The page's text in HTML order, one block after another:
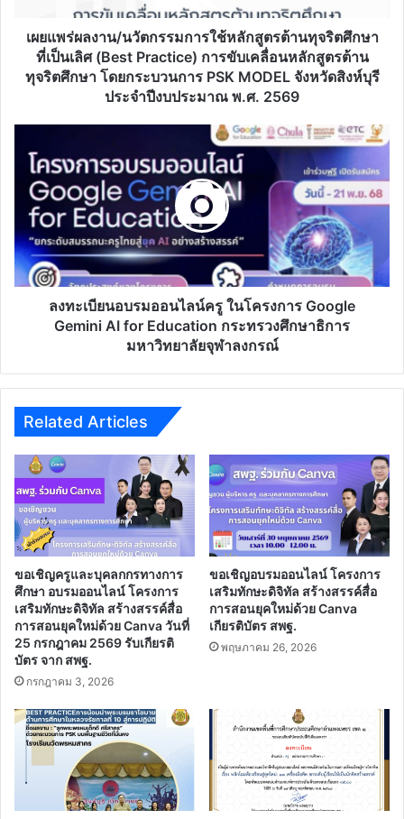
ทุจริต
ศึกษา
(Best
เคลื่อน
หลักสูตร
ต้าน
ทุจริต
ศึกษา
กระบวนการ
จังหวัด
ประ
จํา
พ.ศ.
2569
เผยแพร่ผลงาน/นวัตกรรมการใช้หลักสูตรต้านทุจริตศึกษา
ที่เป็นเลิศ (Best Practice) การขับเคลื่อนหลักสูตรต้าน
ทุจริตศึกษา โดยกระบวนการ PSK MODEL จังหวัดสิงห์บุรี
ประจําปีงบประมาณ พ.ศ. 2569
ทะเบียน
อบรม
ออนไลน์
โครงการ
Google
Gemini
ศึกษาธิการ
จุฬาลงกรณ์
ลงทะเบียนอบรมออนไลน์ครู ในโครงการ Google
Gemini AI for Education กระทรวงศึกษาธิการ
มหาวิทยาลัยจุฬาลงกรณ์
Related Articles
ขอเชิญครูและบุคลกกรทางการ
ศึกษา อบรมออนไลน์ โครงการ
เสริมทักษะดิจิทัล สร้างสรรค์สื่อ
การสอนยุคใหม่ด้วย Canva วันที่
25 กรกฎาคม 2569 รับเกียรติ
บัตร จาก สพฐ.
กรกฎาคม 3, 2026
ขอเชิญอบรมออนไลน์ โครงการ
เสริมทักษะดิจิทัล สร้างสรรค์สื่อ
การสอนยุคใหม่ด้วย Canva
เกียรติบัตร สพฐ.
พฤษภาคม 26, 2026